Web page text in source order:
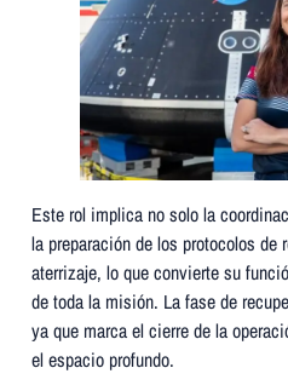
Este rol implica no solo la
la preparación de los protocolos de
aterrizaje, lo que convierte su
de toda la misión. La fase de
ya que marca el cierre de la
el espacio profundo.